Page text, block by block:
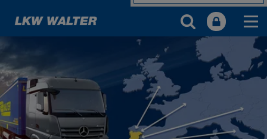
НАШИ РЫНКИ
Европа
Центральная Азия